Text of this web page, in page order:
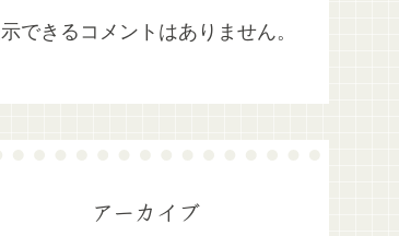
できるコメントはありません。
アーカイブ